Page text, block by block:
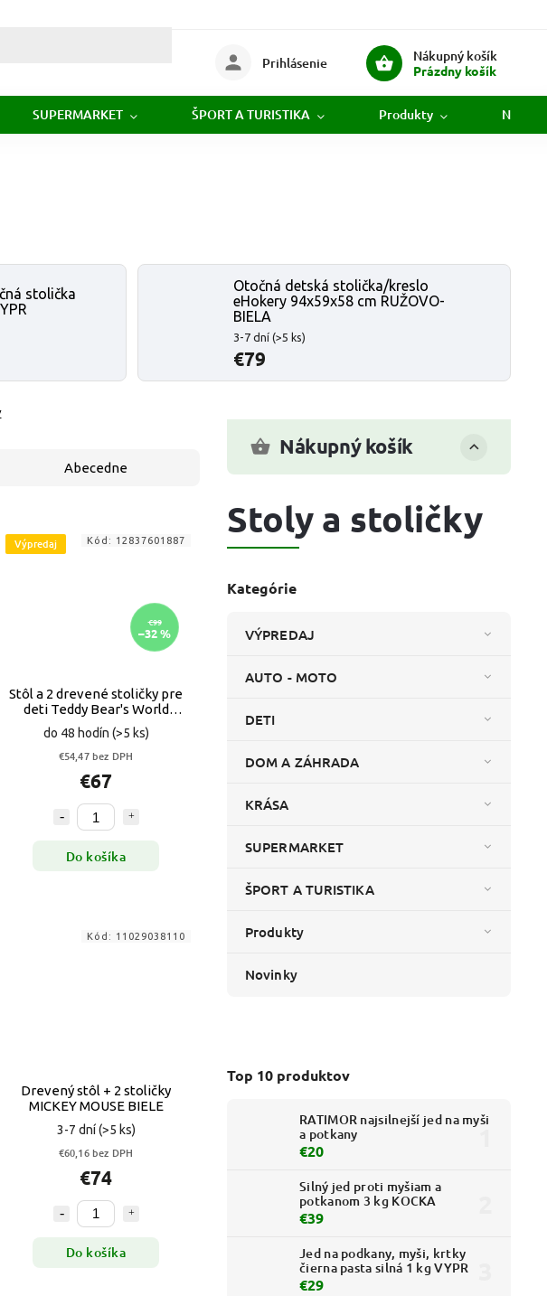
Nákupný košík
Prázdny košík
Prihlásenie
SUPERMARKET ŠPORT A TURISTIKA Produkty
stolička
Otočná detská stolička/kreslo
eHokery 94x59x58 cm RUŽOVO-
BIELA
3-7 dní (>5 ks)
€79
Nákupný košík
Stoly a stoličky
Kategórie
VÝPREDAJ
AUTO - MOTO
DETI
DOM A ZÁHRADA
KRÁSA
SUPERMARKET
ŠPORT A TURISTIKA
Produkty
Novinky
Top 10 produktov
RATIMOR najsilnejší jed na myši
a potkany
€20
Silný jed proti myšiam a
potkanom 3 kg KOCKA
€39
Jed na podkany, myši, krtky
čierna pasta silná 1 kg VYPR
€29
Abecedne
Výpredaj
€99
–32 %
Stôl a 2 drevené stoličky pre
deti Teddy Bear's World
VYPR
do 48 hodín (>5 ks)
€54,47 bez DPH
€67
Do košíka
Kód: 12837601887
Drevený stôl + 2 stoličky
MICKEY MOUSE BIELE
3-7 dní(>5 ks)
€60,16 bez DPH
€74
Do košíka
Kód: 11029038110